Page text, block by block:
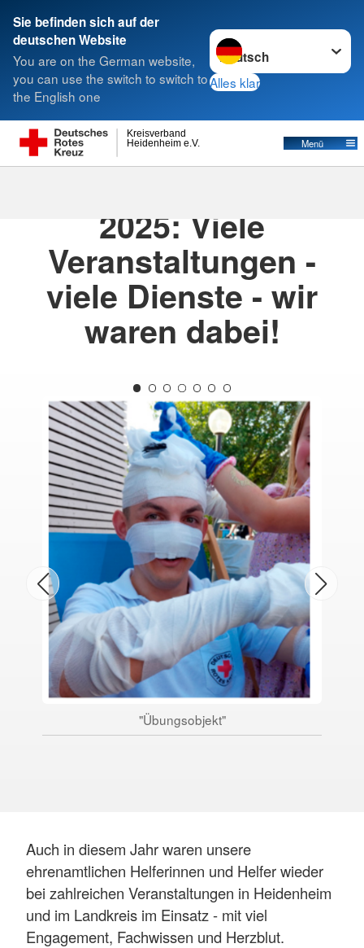
Sie befinden sich auf der
deutschen Website
You are on the German website,
you can use the switch to switch to
the English one
Sprache wechseln zu
Alles klar
Heidenheim e.V.
Kreisverband
Menü
Suche
2025: Viele
Veranstaltungen -
viele Dienste - wir
waren dabei!
"Übungsobjekt"
Auch in diesem Jahr waren unsere
ehrenamtlichen Helferinnen und Helfer wieder
bei zahlreichen Veranstaltungen in Heidenheim
und im Landkreis im Einsatz - mit viel
Engagement, Fachwissen und Herzblut.